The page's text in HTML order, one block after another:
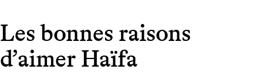
Les bonnes raisons
d’aimer Haïfa